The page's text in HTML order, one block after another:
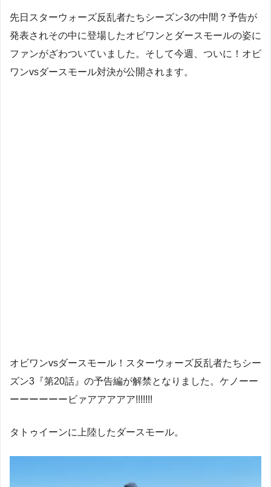
先日スターウォーズ反乱者たちシーズン3の中間？予告が
発表されその中に登場したオビワンとダースモールの姿に
ファンがざわついていました。そして今週、ついに！オビ
ワンvsダースモール対決が公開されます。
オビワンvsダースモール！スターウォーズ反乱者たちシー
ズン3『第20話』の予告編が解禁となりました。ケノーー
ーーーーーービァアアアアア!!!!!!!
タトゥイーンに上陸したダースモール。